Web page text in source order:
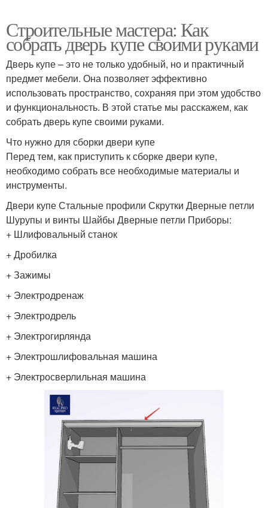
Строительные мастера: Как
собрать дверь купе своими руками
Дверь купе – это не только удобный, но и практичный
предмет мебели. Она позволяет эффективно
использовать пространство, сохраняя при этом удобство
и функциональность. В этой статье мы расскажем, как
собрать дверь купе своими руками.
Что нужно для сборки двери купе
Перед тем, как приступить к сборке двери купе,
необходимо собрать все необходимые материалы и
инструменты.
Двери купе Стальные профили Скрутки Дверные петли
Шурупы и винты Шайбы Дверные петли Приборы:
+ Шлифовальный станок
+ Дробилка
+ Зажимы
+ Электродренаж
+ Электродрель
+ Электрогирлянда
+ Электрошлифовальная машина
+ Электросверлильная машина